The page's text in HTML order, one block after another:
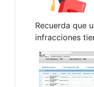
Recuerda que
infracciones